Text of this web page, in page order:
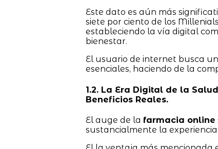
Este dato es aún más
siete por ciento de los
estableciendo la vía digital
bienestar.
El usuario de internet busca
esenciales, haciendo de la
1.2. La Era Digital de la
Beneficios Reales.
El auge de la farmacia online
sustancialmente la